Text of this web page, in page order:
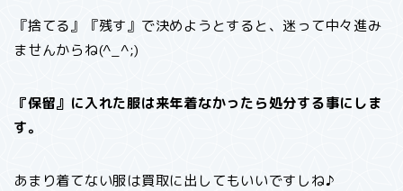
『捨てる』『残す』で決めようとすると、迷って中々進み
ませんからね(^_^;)
『保留』に入れた服は来年着なかったら処分する事にしま
す。
あまり着てない服は買取に出してもいいですしね♪